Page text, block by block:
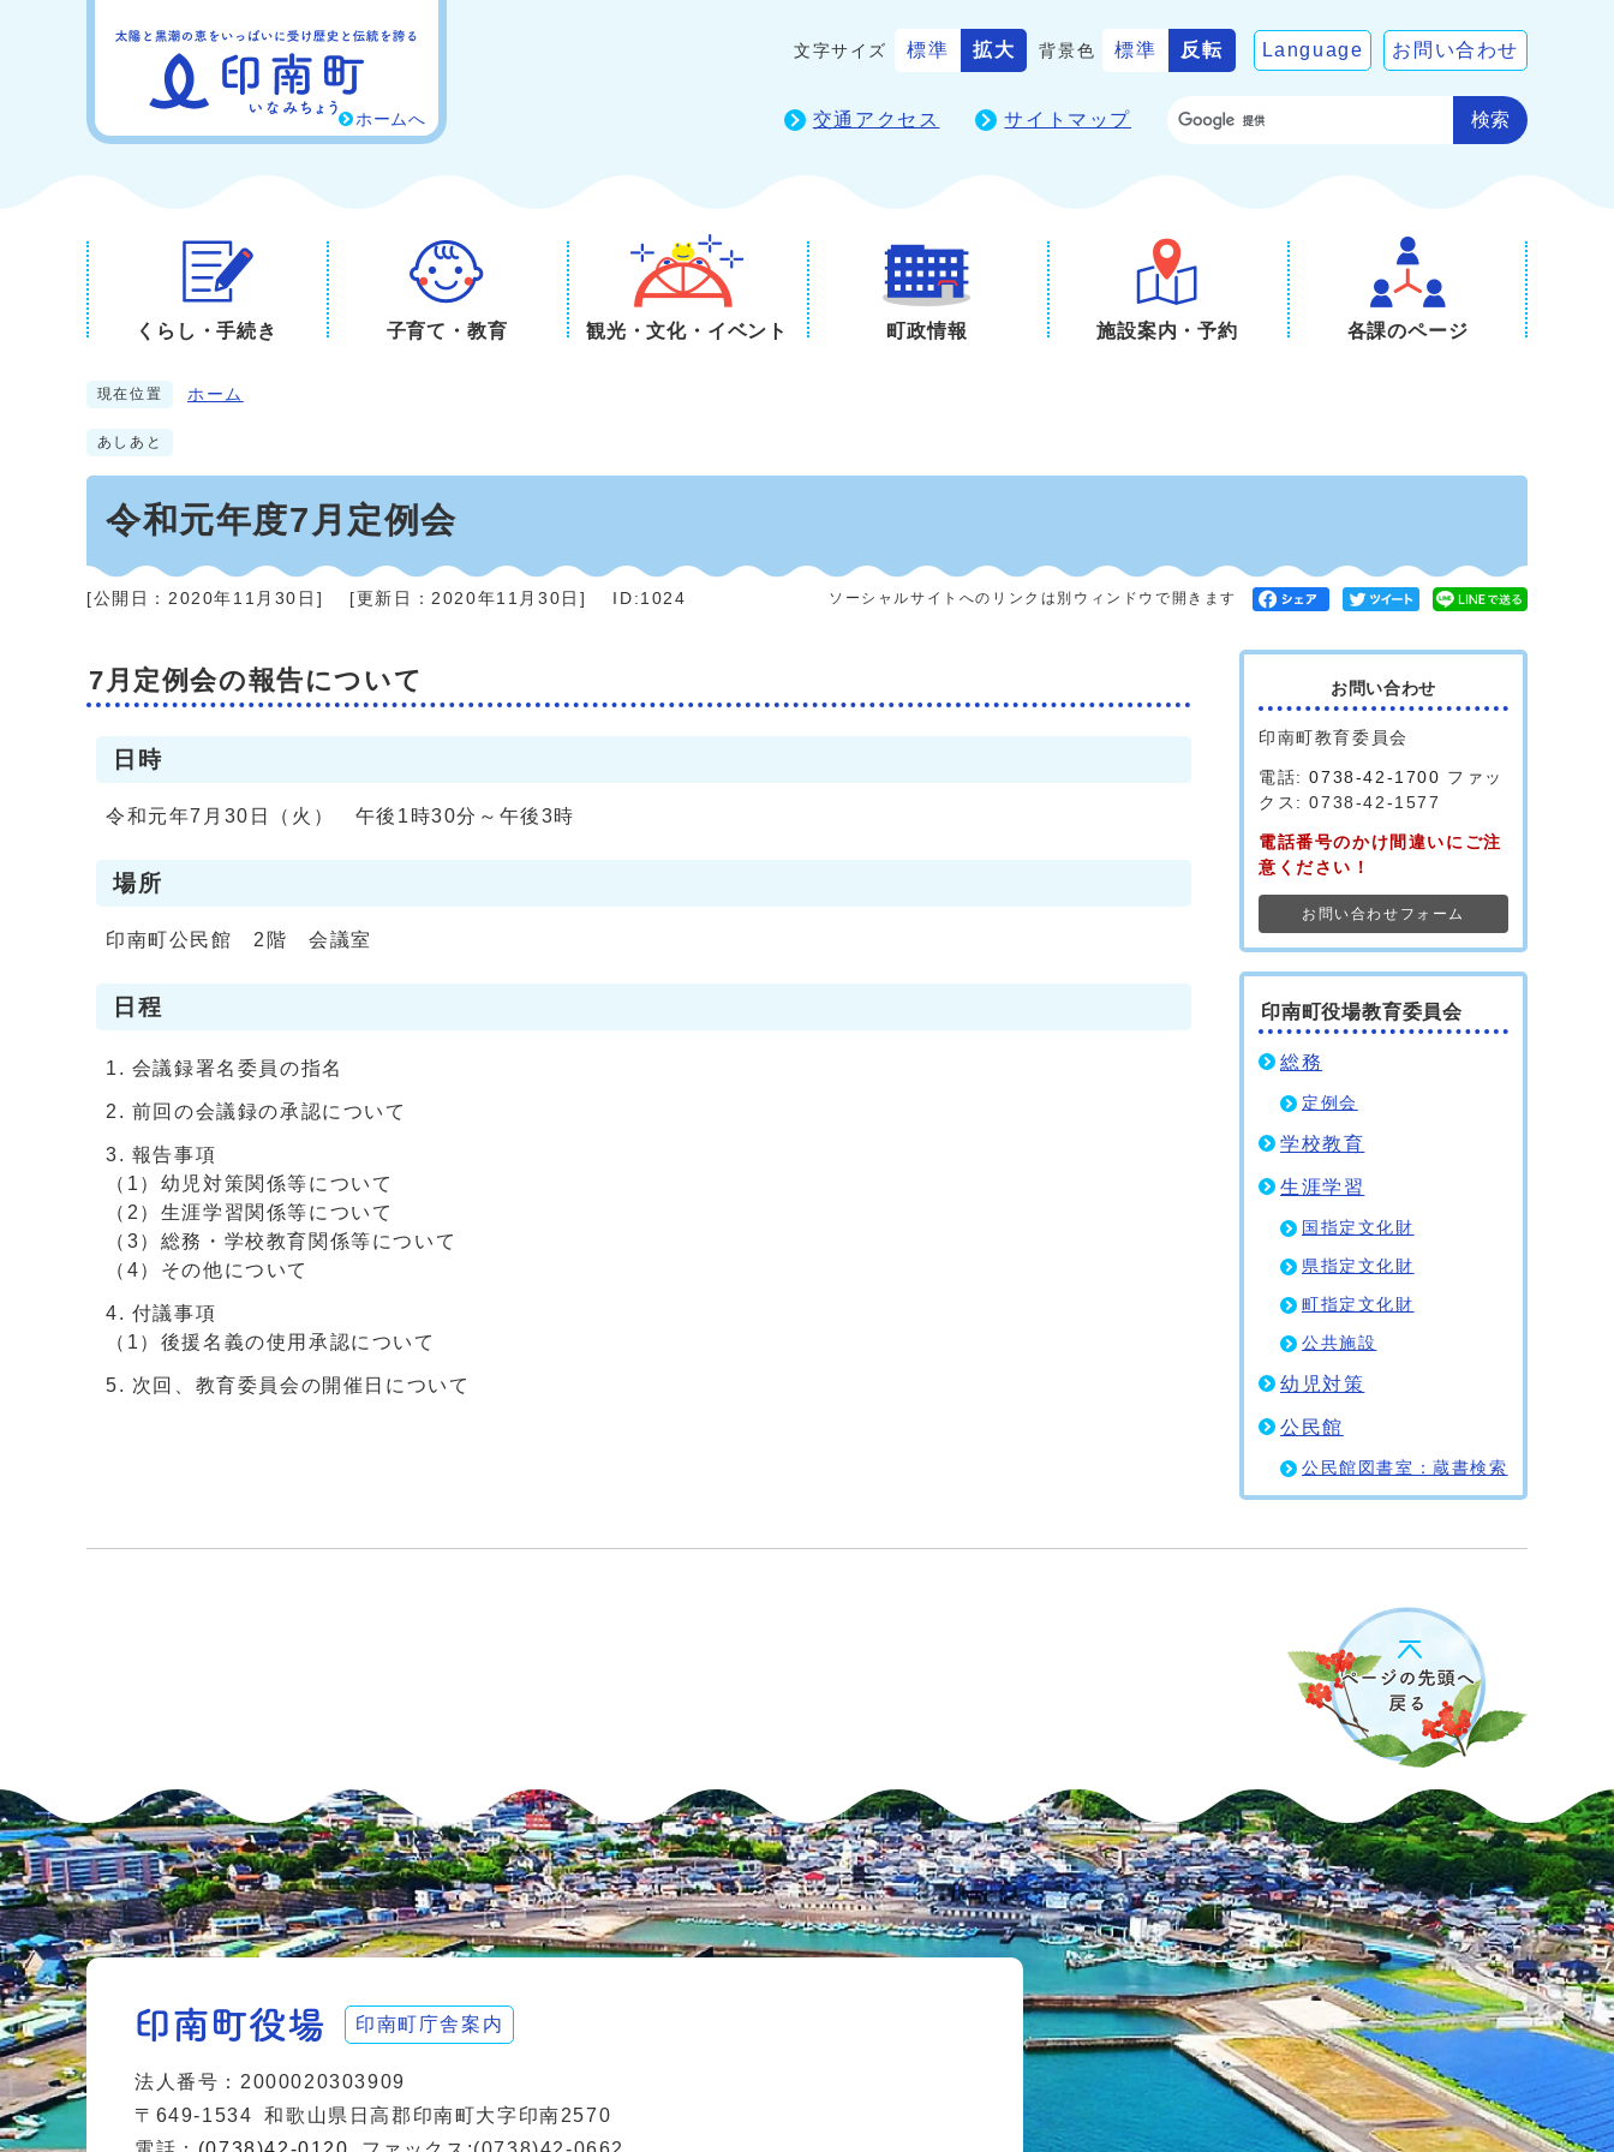
ホームへ
文字サイズ 標準 拡大 背景色 標準 反転 Language お問い合わせ
交通アクセス サイトマップ 検索
くらし・手続き 子育て・教育 観光・文化・イベント 町政情報 施設案内・予約 各課のページ
現在位置 ホーム
あしあと
令和元年度7月定例会
[公開日： 2020年11月30日 ] [更新日：2020年11月30日 ] ID:1024 ソーシャルサイトへのリンクは別ウィンドウで開きます
7月定例会の報告について
日時
令和元年7月30日（火） 午後1時30分～午後3時
場所
印南町公民館 2階 会議室
日程
会議録署名委員の指名
前回の会議録の承認について
報告事項
（1）幼児対策関係等について
（2）生涯学習関係等について
（3）総務・学校教育関係等について
（4）その他について
付議事項
（1）後援名義の使用承認について
次回、教育委員会の開催日について
お問い合わせ
印南町教育委員会
電話:0738-42-1700 ファッ
クス: 0738-42-1577
電話番号のかけ間違いにご注
意ください！
お問い合わせフォーム
印南町役場教育委員会
総務
定例会
学校教育
生涯学習
国指定文化財
県指定文化財
町指定文化財
公共施設
幼児対策
公民館
公民館図書室：蔵書検索
印南町庁舎案内
法人番号：2000020303909
〒649-1534
和歌山県日高郡印南町大字印南2570